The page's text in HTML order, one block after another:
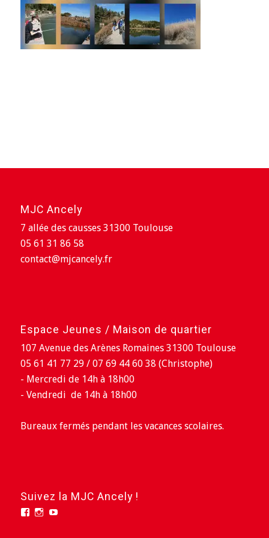
MJC Ancely
7 allée des causses 31300 Toulouse
05 61 31 86 58
contact@mjcancely.fr
Espace Jeunes / Maison de quartier
107 Avenue des Arènes Romaines 31300 Toulouse
05 61 41 77 29 / 07 69 44 60 38 (Christophe)
- Mercredi de 14h à 18h00
- Vendredi de 14h à 18h00
Bureaux fermés pendant les vacances scolaires.
Suivez la MJC Ancely !
FacebookInstagram
YouTube